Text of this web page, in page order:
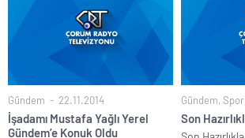
Gündem 22.11.2014
İşadamı Mustafa Yağlı Yerel
Gündem’e Konuk Oldu
Gündem, Spor
Son